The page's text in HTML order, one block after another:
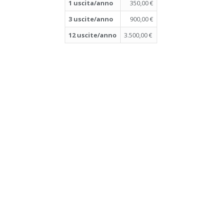
1 uscita/anno
350,00 €
3 uscite/anno
900,00 €
12 uscite/anno
3.500,00 €